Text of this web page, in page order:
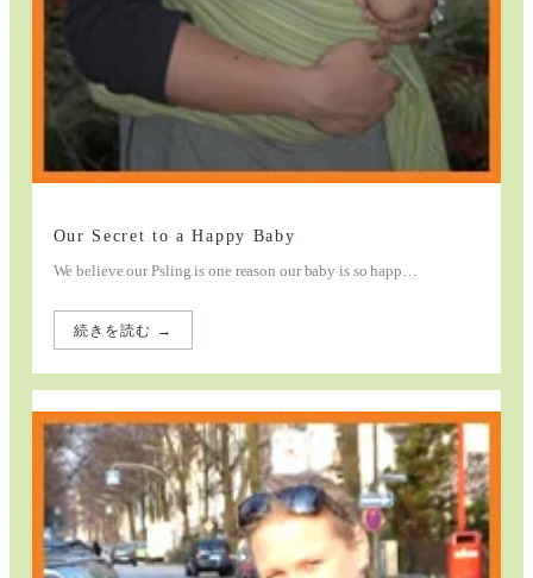
Our Secret to a Happy Baby
We believe our Psling is one reason our baby is so happ…
続きを読む →
:
Secret
to
a
Happy
Baby